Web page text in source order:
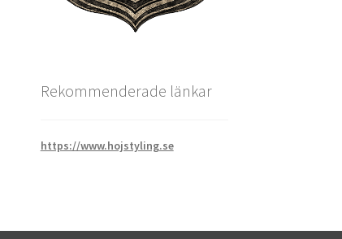
Rekommenderade länkar
https://www.hojstyling.se